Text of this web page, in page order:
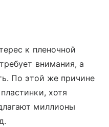
к пленочной
внимания, а
По этой же причине
хотя
миллионы